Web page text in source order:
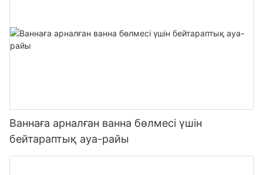
Ваннаға арналған ванна бөлмесі үшін
бейтараптық ауа-райы